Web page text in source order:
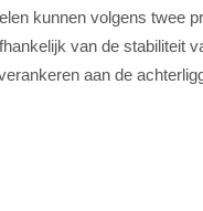
kunnen volgens twee
van de stabiliteit
aan de